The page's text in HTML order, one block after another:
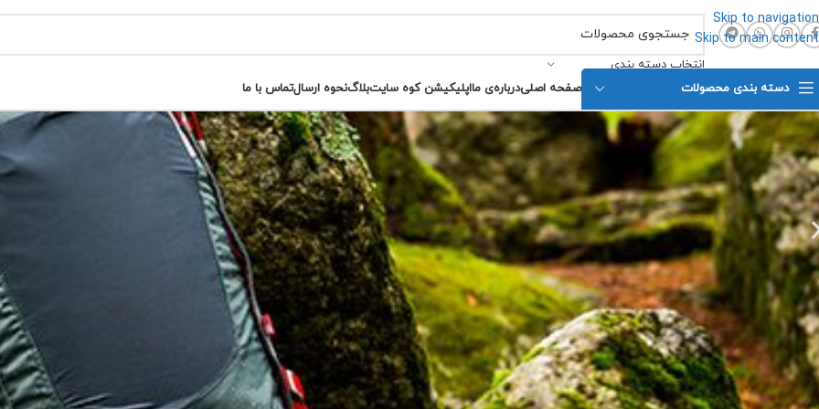
Skip to navigation
Skip to main content
انتخاب دسته بندی
دسته بندی محصولات
صفحه اصلیدرباره‌ی مااپلیکیشن کوه سایتبلاگنحوه ارسالتماس با ما